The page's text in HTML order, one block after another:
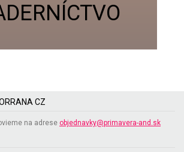
CZ
na adrese objednavky@primavera-and.sk